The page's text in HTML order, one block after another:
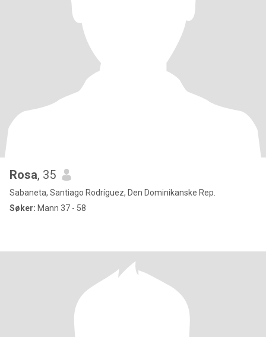
Rosa, 35
Sabaneta, Santiago Rodríguez, Den Dominikanske Rep.
Søker: Mann 37 - 58